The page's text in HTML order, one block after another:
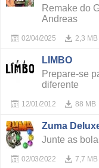
Remake do
Andreas
2,3 MB
02/04/2025
LIMBO
Prepare-se
diferente
88 MB
12/01/2012
Zuma
Junte as
7,7 MB
02/03/2022